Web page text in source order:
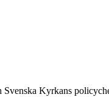
Svenska Kyrkans